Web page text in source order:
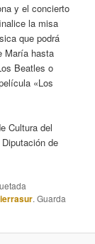
y el concierto
la misa
que podrá
María hasta
Beatles o
«Los
Cultura del
de
. Guarda